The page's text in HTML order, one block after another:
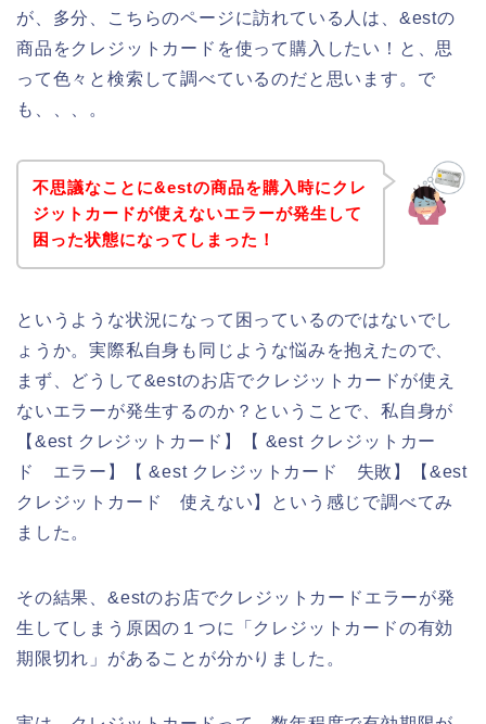
が、多分、こちらのページに訪れている人は、&estの
商品をクレジットカードを使って購入したい！と、思
って色々と検索して調べているのだと思います。で
も、、、。
不思議なことに&estの商品を購入時にクレ
ジットカードが使えないエラーが発生して
困った状態になってしまった！
というような状況になって困っているのではないでし
ょうか。実際私自身も同じような悩みを抱えたので、
まず、どうして&estのお店でクレジットカードが使え
ないエラーが発生するのか？ということで、私自身が
【&est クレジットカード】【 &est クレジットカー
ド エラー】【 &est クレジットカード 失敗】【&est
クレジットカード 使えない】という感じで調べてみ
ました。
その結果、&estのお店でクレジットカードエラーが発
生してしまう原因の１つに「クレジットカードの有効
期限切れ」があることが分かりました。